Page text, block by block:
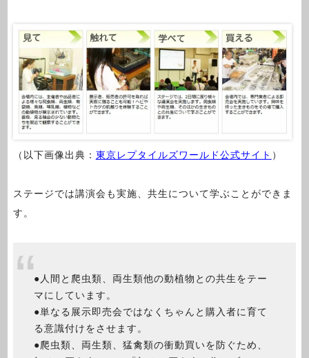
（以下画像出典： 東京レプタイルズワールド公式サイト ）
ステージでは講演会も実施、共生について学ぶことができま
す。
●人間と爬虫類、両生類他の動植物との共生をテー
マにしています。
●単なる展示即売会ではなくちゃんと購入者に育て
る意識付けをさせます。
●爬虫類、両生類、猛禽類の衝動買いを防ぐため、